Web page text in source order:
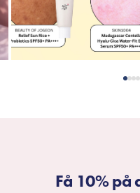
Få 10% på